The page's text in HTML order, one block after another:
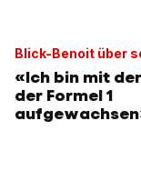
Blick-Benoit über
«Ich bin mit
der Formel 1